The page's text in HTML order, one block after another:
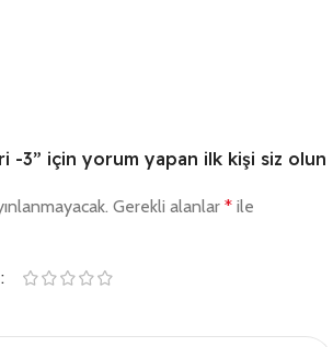
-3” için yorum yapan ilk kişi siz olun
Gerekli alanlar * ile